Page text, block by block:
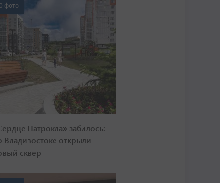
фото
Патрокла» забилось:
Владивостоке открыли
сквер